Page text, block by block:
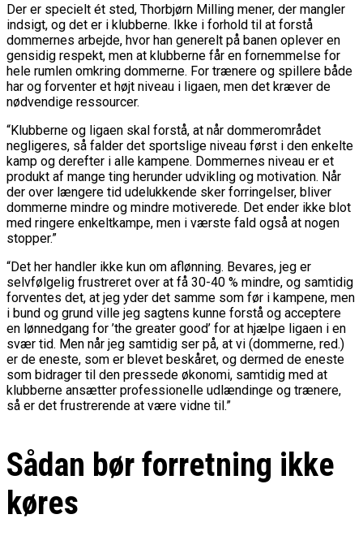
Der er specielt ét sted, Thorbjørn Milling mener, der mangler
indsigt, og det er i klubberne. Ikke i forhold til at forstå
dommernes arbejde, hvor han generelt på banen oplever en
gensidig respekt, men at klubberne får en fornemmelse for
hele rumlen omkring dommerne. For trænere og spillere både
har og forventer et højt niveau i ligaen, men det kræver de
nødvendige ressourcer.
“Klubberne og ligaen skal forstå, at når dommerområdet
negligeres, så falder det sportslige niveau først i den enkelte
kamp og derefter i alle kampene. Dommernes niveau er et
produkt af mange ting herunder udvikling og motivation. Når
der over længere tid udelukkende sker forringelser, bliver
dommerne mindre og mindre motiverede. Det ender ikke blot
med ringere enkeltkampe, men i værste fald også at nogen
stopper.”
“Det her handler ikke kun om aflønning. Bevares, jeg er
selvfølgelig frustreret over at få 30-40 % mindre, og samtidig
forventes det, at jeg yder det samme som før i kampene, men
i bund og grund ville jeg sagtens kunne forstå og acceptere
en lønnedgang for ’the greater good’ for at hjælpe ligaen i en
svær tid. Men når jeg samtidig ser på, at vi (dommerne, red.)
er de eneste, som er blevet beskåret, og dermed de eneste
som bidrager til den pressede økonomi, samtidig med at
klubberne ansætter professionelle udlændinge og trænere,
så er det frustrerende at være vidne til.”
Sådan bør forretning ikke
køres